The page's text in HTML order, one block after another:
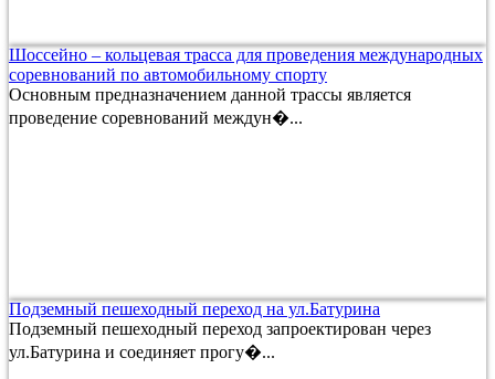
Шоссейно – кольцевая трасса для проведения международных
соревнований по автомобильному спорту
Основным предназначением данной трассы является
проведение соревнований междун�...
Подземный пешеходный переход на ул.Батурина
Подземный пешеходный переход запроектирован через
ул.Батурина и соединяет прогу�...